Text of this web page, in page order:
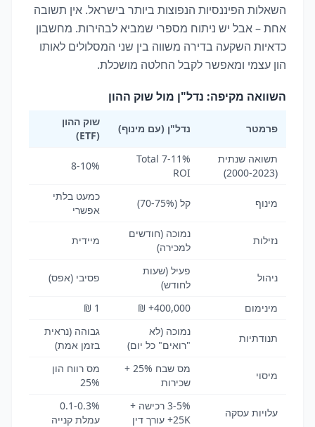
השאלות הפיננסיות הנפוצות ביותר בישראל. אין תשובה
אחת – אבל יש ניתוח מספרי שמביא לבהירות. מחשבון
כדאיות השקעה בדירה משווה בין שני המסלולים לאותו
הון עצמי ומאפשר לקבל החלטה מושכלת.
השוואה מקיפה: נדל"ן מול שוק ההון
פרמטר נדל"ן (עם מינוף)
שוק ההון
(ETF)
תשואה שנתית
(2000-2023)
7-11% Total
ROI
8-10%
מינוף קל (70-75%)
כמעט בלתי
אפשרי
נזילות
נמוכה (חודשים
למכירה)
מיידית
ניהול
פעיל (שעות
לחודש)
פסיבי (אפס)
מינימום 400,000+ ₪
1 ₪
תנודתיות
נמוכה (לא
"רואים" כל יום)
גבוהה (נראית
בזמן אמת)
מיסוי
מס שבח 25% +
שכירות
מס רווח הון
25%
עלויות עסקה
3-5% רכישה +
25K+ עורך דין
0.1-0.3%
עמלת קנייה